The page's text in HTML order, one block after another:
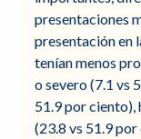
presentaciones
presentación en
tenían menos
o severo (7.1 vs
51.9 por
(23.8 vs 51.9